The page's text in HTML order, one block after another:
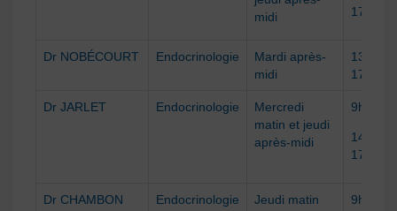
midi
17h
Dr NOBÉCOURT Endocrinologie
Mardi après-
midi
13h30 à
17h
Dr JARLET Endocrinologie
Mercredi
matin et jeudi
après-midi
9h à
14h à
17h
Dr CHAMBON Endocrinologie Jeudi matin 9h à